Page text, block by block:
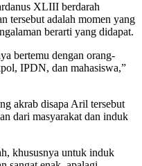
XLIII berdarah
tersebut adalah momen yang
berarti yang didapat.
bertemu dengan orang-
IPDN, dan mahasiswa,”
akrab disapa Aril tersebut
dari masyarakat dan induk
khususnya untuk induk